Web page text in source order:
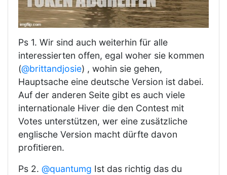
Ps 1. Wir sind auch weiterhin für alle
interessierten offen, egal woher sie kommen
(@brittandjosie) , wohin sie gehen,
Hauptsache eine deutsche Version ist dabei.
Auf der anderen Seite gibt es auch viele
internationale Hiver die den Contest mit
Votes unterstützen, wer eine zusätzliche
englische Version macht dürfte davon
profitieren.
Ps 2. @quantumg Ist das richtig das du